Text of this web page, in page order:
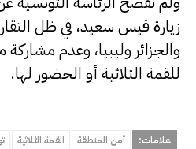
زيارة قيس سعيد، في ظل
والجزائر وليبيا، وعدم مشاركة
للقمة الثلاثية أو الحضور لها.
علامات: أمن المنطقة القمة الثلاثية